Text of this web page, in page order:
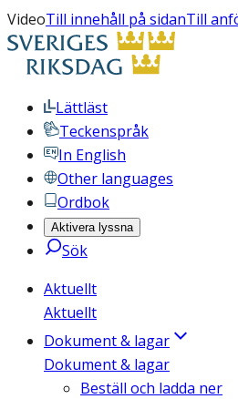
VideoTill innehåll på sidanTill
Lättläst
Teckenspråk
In English
Other languages
Ordbok
Aktivera lyssna
Sök
Aktuellt
Aktuellt
Dokument & lagar
Dokument & lagar
Beställ och ladda ner